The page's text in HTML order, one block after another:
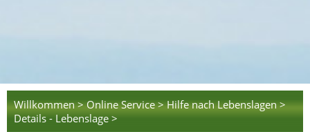
Willkommen > Online Service > Hilfe nach Lebenslagen >
Details - Lebenslage >